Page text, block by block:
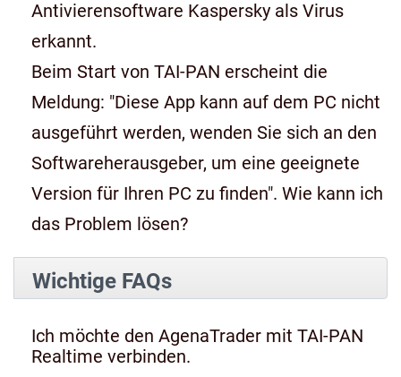
Antivierensoftware Kaspersky als Virus
erkannt.
Beim Start von TAI-PAN erscheint die
Meldung: "Diese App kann auf dem PC nicht
ausgeführt werden, wenden Sie sich an den
Softwareherausgeber, um eine geeignete
Version für Ihren PC zu finden". Wie kann ich
das Problem lösen?
Wichtige FAQs
Ich möchte den AgenaTrader mit TAI-PAN
Realtime verbinden.